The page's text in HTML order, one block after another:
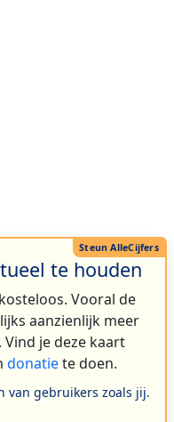
te houden
Vooral de
aanzienlijk meer
je deze kaart
donatiete doen.
van gebruikers zoals jij.